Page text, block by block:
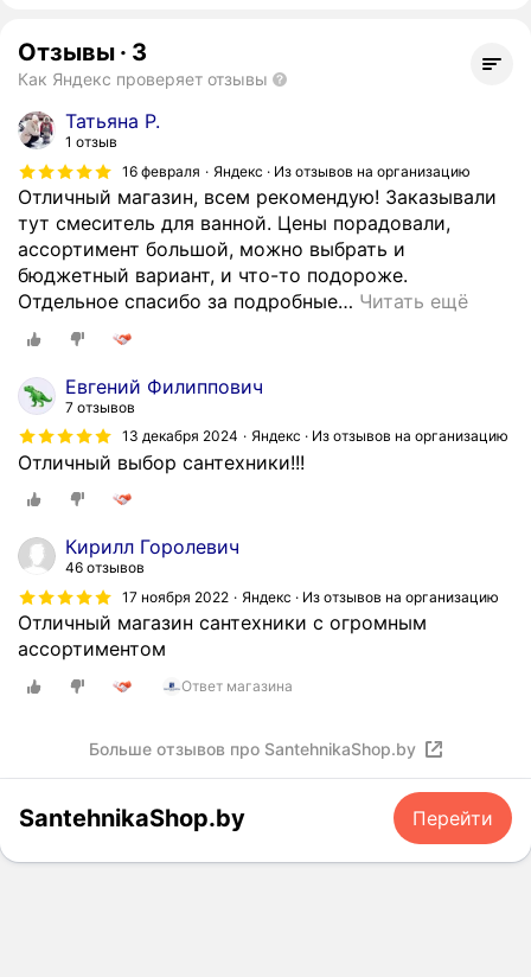
Отзывы · 3
Как Яндекс проверяет отзывы
Татьяна Р.
1 отзыв
16 февраля
Яндекс · Из отзывов на организацию
Отличный магазин, всем рекомендую! Заказывали
тут смеситель для ванной. Цены порадовали,
ассортимент большой, можно выбрать и
бюджетный вариант, и что-то подороже.
Отдельное спасибо за подробные… Читать ещё
Евгений Филиппович
7 отзывов
13 декабря 2024
Яндекс · Из отзывов на организацию
Отличный выбор сантехники!!!
Кирилл Горолевич
46 отзывов
17 ноября 2022
Яндекс · Из отзывов на организацию
Отличный магазин сантехники с огромным
ассортиментом
Ответ магазина
Больше отзывов про SantehnikaShop.by
SantehnikaShop.by Перейти